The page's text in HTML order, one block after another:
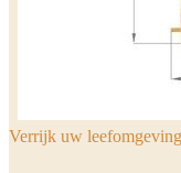
Verrijk uw